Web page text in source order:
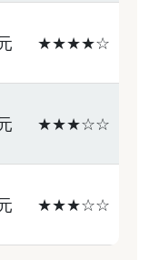
★★★★☆
★★★☆☆
★★★☆☆